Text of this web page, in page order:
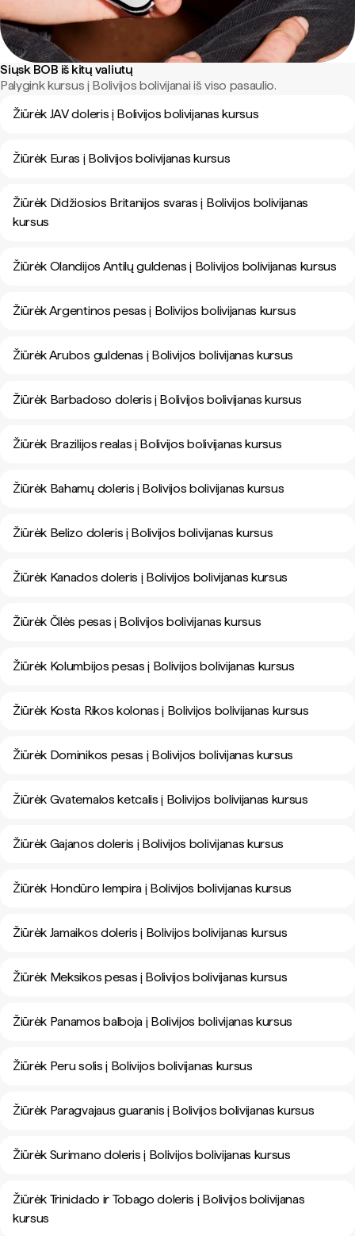
Siųsk BOB iš kitų valiutų
Palygink kursus į Bolivijos bolivijanai iš viso pasaulio.
Žiūrėk JAV doleris į Bolivijos bolivijanas kursus
Žiūrėk Euras į Bolivijos bolivijanas kursus
Žiūrėk Didžiosios Britanijos svaras į Bolivijos bolivijanas
kursus
Žiūrėk Olandijos Antilų guldenas į Bolivijos bolivijanas kursus
Žiūrėk Argentinos pesas į Bolivijos bolivijanas kursus
Žiūrėk Arubos guldenas į Bolivijos bolivijanas kursus
Žiūrėk Barbadoso doleris į Bolivijos bolivijanas kursus
Žiūrėk Brazilijos realas į Bolivijos bolivijanas kursus
Žiūrėk Bahamų doleris į Bolivijos bolivijanas kursus
Žiūrėk Belizo doleris į Bolivijos bolivijanas kursus
Žiūrėk Kanados doleris į Bolivijos bolivijanas kursus
Žiūrėk Čilės pesas į Bolivijos bolivijanas kursus
Žiūrėk Kolumbijos pesas į Bolivijos bolivijanas kursus
Žiūrėk Kosta Rikos kolonas į Bolivijos bolivijanas kursus
Žiūrėk Dominikos pesas į Bolivijos bolivijanas kursus
Žiūrėk Gvatemalos ketcalis į Bolivijos bolivijanas kursus
Žiūrėk Gajanos doleris į Bolivijos bolivijanas kursus
Žiūrėk Hondūro lempira į Bolivijos bolivijanas kursus
Žiūrėk Jamaikos doleris į Bolivijos bolivijanas kursus
Žiūrėk Meksikos pesas į Bolivijos bolivijanas kursus
Žiūrėk Panamos balboja į Bolivijos bolivijanas kursus
Žiūrėk Peru solis į Bolivijos bolivijanas kursus
Žiūrėk Paragvajaus guaranis į Bolivijos bolivijanas kursus
Žiūrėk Surimano doleris į Bolivijos bolivijanas kursus
Žiūrėk Trinidado ir Tobago doleris į Bolivijos bolivijanas
kursus